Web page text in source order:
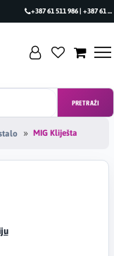
+387 61 511 986 | +387 61 493 470
PRETRAŽI
MIG Kliješta